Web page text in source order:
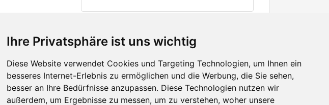
Ihre Privatsphäre ist uns wichtig
Diese Website verwendet Cookies und Targeting Technologien, um Ihnen ein
besseres Internet-Erlebnis zu ermöglichen und die Werbung, die Sie sehen,
besser an Ihre Bedürfnisse anzupassen. Diese Technologien nutzen wir
außerdem, um Ergebnisse zu messen, um zu verstehen, woher unsere
Kontakt
Feedback
Facebook
Twitter